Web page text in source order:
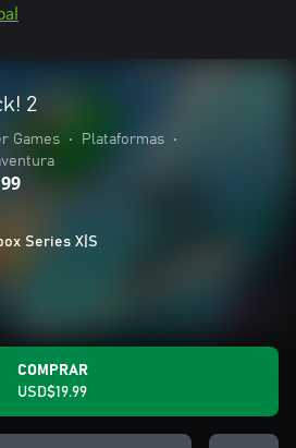
2
Games • Plataformas
•
Series X|S
COMPRAR
USD$19.99